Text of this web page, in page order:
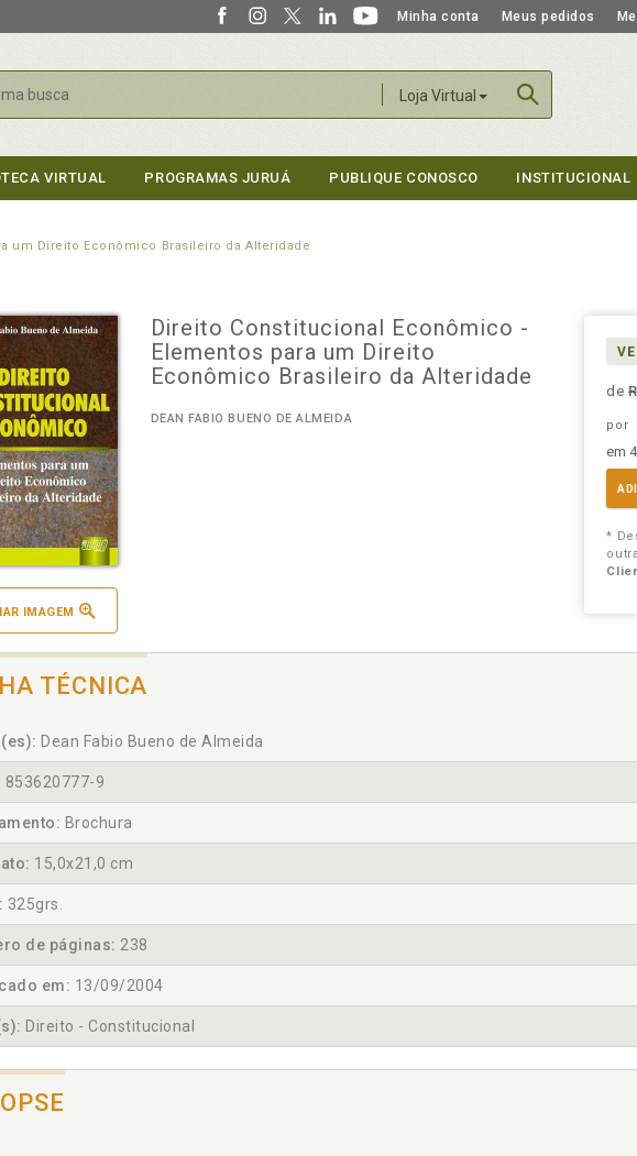
Minha conta Meus pedidos
Loja Virtual
VIRTUAL PROGRAMAS JURUÁ PUBLIQUE CONOSCO INSTITUCIONAL
um Direito Econômico Brasileiro da Alteridade
IMAGEM
Direito Constitucional Econômico -
Elementos para um Direito
Econômico Brasileiro da Alteridade
DEAN FABIO BUENO DE ALMEIDA
de
por
em
*
TÉCNICA
Dean Fabio Bueno de Almeida
853620777-9
Brochura
15,0x21,0 cm
325grs.
de páginas: 238
em: 13/09/2004
Direito - Constitucional